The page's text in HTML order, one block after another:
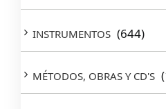
INSTRUMENTOS (644)
MÉTODOS, OBRAS Y CD'S